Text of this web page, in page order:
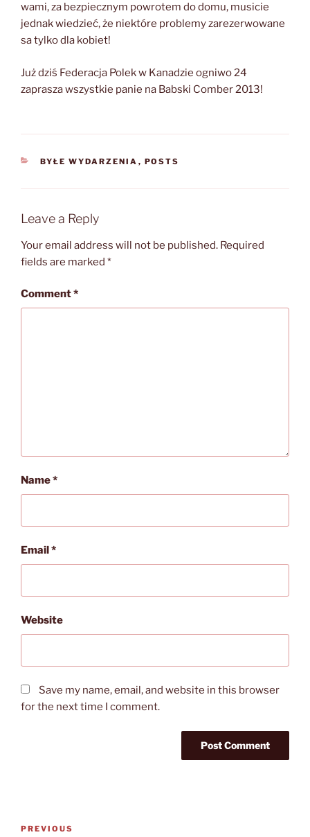
wami, za bezpiecznym powrotem do domu, musicie
jednak wiedzieć, że niektóre problemy zarezerwowane
sa tylko dla kobiet!
Już dziś Federacja Polek w Kanadzie ogniwo 24
zaprasza wszystkie panie na Babski Comber 2013!
CATEGORIES
BYŁE WYDARZENIA , POSTS
Leave a Reply
Your email address will not be published. Required
fields are marked *
Comment*
Name*
Email*
Website
Save my name, email, and website in this browser
for the next time I comment.
Previous
PREVIOUS